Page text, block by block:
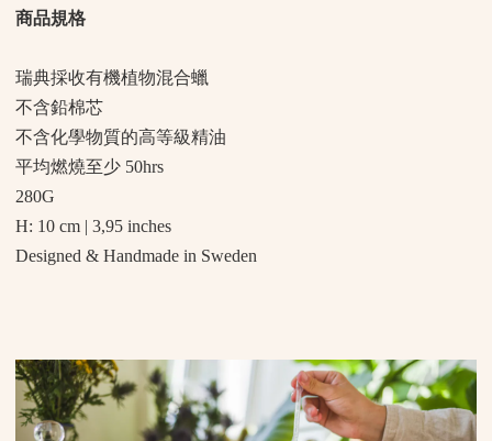
商品規格
瑞典採收有機植物混合蠟
不含鉛棉芯
不含化學物質的高等級精油
平均燃燒至少 50hrs
280G
H: 10 cm | 3,95 inches
Designed & Handmade in Sweden